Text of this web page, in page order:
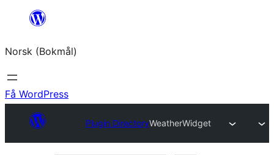
Hopp
innhold
Norsk (Bokmål)
Få WordPress
Plugin DirectoryWeatherWidget